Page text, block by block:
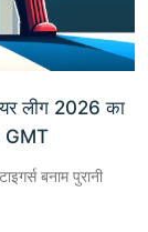
लीग 2026 का
GMT
बनाम पुरानी